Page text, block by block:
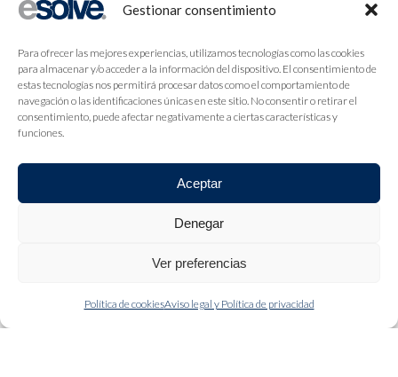
Gestionar consentimiento
Para ofrecer las mejores experiencias, utilizamos tecnologías como las cookies
para almacenar y/o acceder a la información del dispositivo. El consentimiento de
estas tecnologías nos permitirá procesar datos como el comportamiento de
navegación o las identificaciones únicas en este sitio. No consentir o retirar el
consentimiento, puede afectar negativamente a ciertas características y
funciones.
Aceptar
Denegar
Ver preferencias
Política de cookiesAviso legal y Política de privacidad